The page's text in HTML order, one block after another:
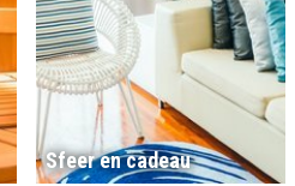
Sfeer en cadeau